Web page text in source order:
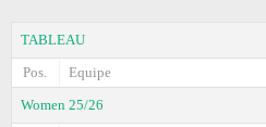
TABLEAU
Pos.
Equipe
Women 25/26